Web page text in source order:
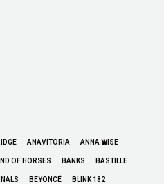
ANAVITÓRIA ANNA WISE
OF HORSES BANKS BASTILLE
BEYONCÉ BLINK 182